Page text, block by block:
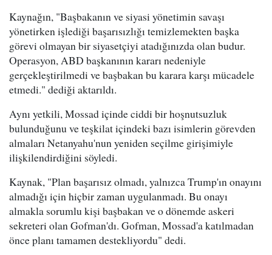
Kaynağın, "Başbakanın ve siyasi yönetimin savaşı
yönetirken işlediği başarısızlığı temizlemekten başka
görevi olmayan bir siyasetçiyi atadığınızda olan budur.
Operasyon, ABD başkanının kararı nedeniyle
gerçekleştirilmedi ve başbakan bu karara karşı mücadele
etmedi." dediği aktarıldı.
Aynı yetkili, Mossad içinde ciddi bir hoşnutsuzluk
bulunduğunu ve teşkilat içindeki bazı isimlerin görevden
almaları Netanyahu'nun yeniden seçilme girişimiyle
ilişkilendirdiğini söyledi.
Kaynak, "Plan başarısız olmadı, yalnızca Trump'ın onayını
almadığı için hiçbir zaman uygulanmadı. Bu onayı
almakla sorumlu kişi başbakan ve o dönemde askeri
sekreteri olan Gofman'dı. Gofman, Mossad'a katılmadan
önce planı tamamen destekliyordu" dedi.